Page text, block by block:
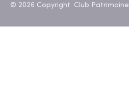
© 2026 Copyright. Club Patrimoine